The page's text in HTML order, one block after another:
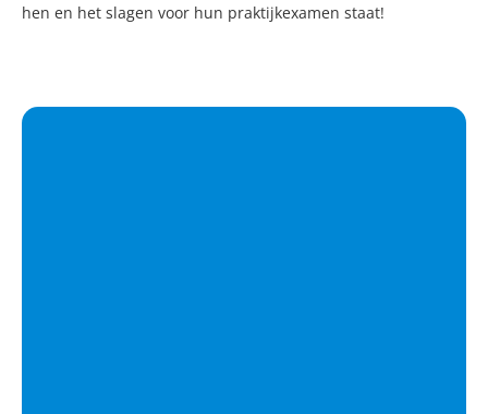
hen en het slagen voor hun praktijkexamen staat!